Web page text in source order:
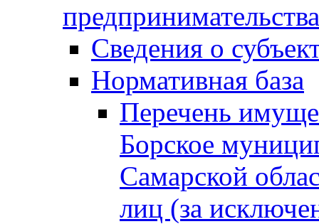
предпринимательства
Сведения о
Нормативная база
Перечень
Борское
Самарской
лиц (за